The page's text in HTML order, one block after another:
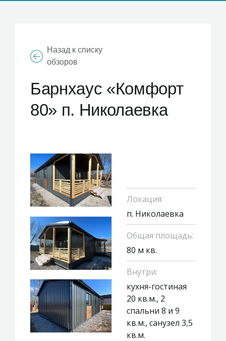
Назад к списку
обзоров
Барнхаус «Комфорт
80» п. Николаевка
Локация:
п. Николаевка
Общая площадь:
80 м кв.
Внутри:
кухня-гостиная
20 кв.м., 2
спальни 8 и 9
кв.м., санузел 3,5
кв.м.